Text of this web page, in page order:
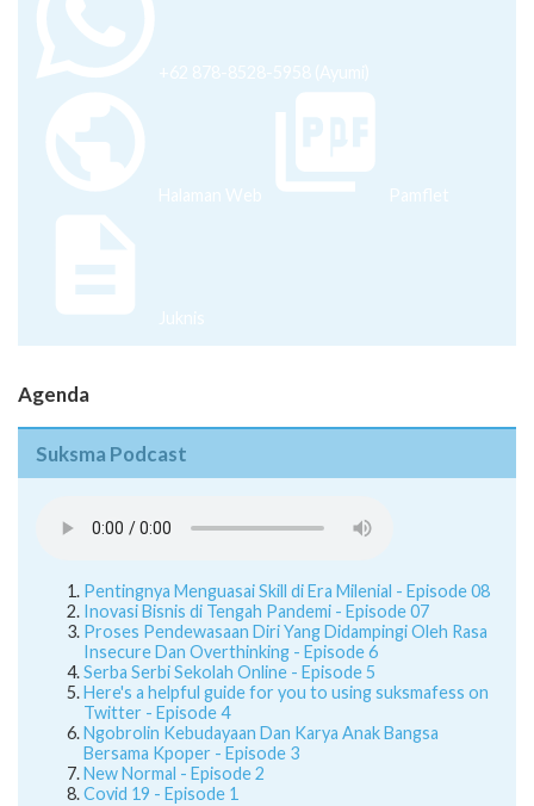
+62 878-8528-5958 (Ayumi)
Halaman Web Pamflet
Juknis
Agenda
Suksma Podcast
Pentingnya Menguasai Skill di Era Milenial - Episode 08
Inovasi Bisnis di Tengah Pandemi - Episode 07
Proses Pendewasaan Diri Yang Didampingi Oleh Rasa
Insecure Dan Overthinking - Episode 6
Serba Serbi Sekolah Online - Episode 5
Here's a helpful guide for you to using suksmafess on
Twitter - Episode 4
Ngobrolin Kebudayaan Dan Karya Anak Bangsa
Bersama Kpoper - Episode 3
New Normal - Episode 2
Covid 19 - Episode 1